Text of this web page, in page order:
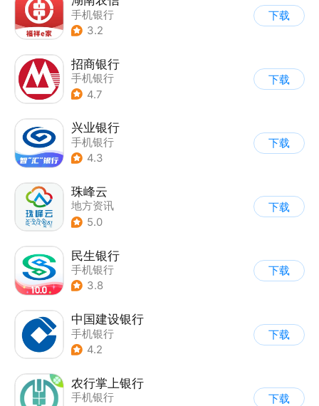
手机银行
3.2
下载
招商银行
手机银行
4.7
下载
兴业银行
手机银行
4.3
下载
珠峰云
地方资讯
5.0
下载
民生银行
手机银行
3.8
下载
中国建设银行
手机银行
4.2
下载
农行掌上银行
手机银行
下载